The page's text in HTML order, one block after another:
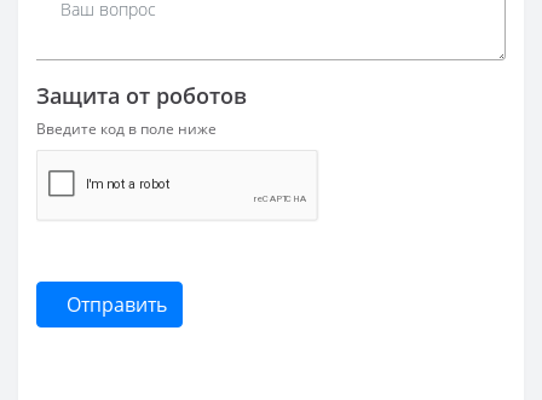
Защита от роботов
Введите код в поле ниже
Отправить